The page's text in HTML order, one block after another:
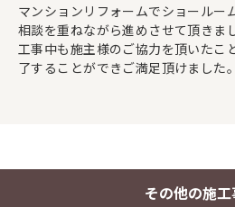
マンションリフォームでショールー
相談を重ねながら進めさせて頂きま
工事中も施主様のご協力を頂いたこ
了することができご満足頂けました。
その他の施